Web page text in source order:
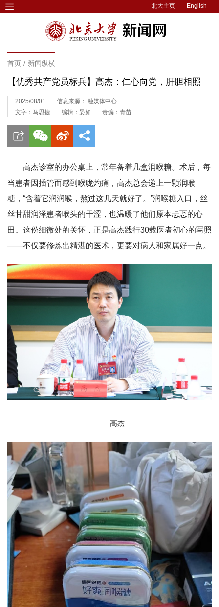
北大主页 English
首页 / 新闻纵横
【优秀共产党员标兵】高杰：仁心向党，肝胆相照
2025/08/01
信息来源： 融媒体中心
文字：马思捷
编辑：晏如 责编：青苗
高杰诊室的办公桌上，常年备着几盒润喉糖。术后，每
当患者因插管而感到喉咙灼痛，高杰总会递上一颗润喉
糖，“含着它润润喉，熬过这几天就好了。”润喉糖入口，丝
丝甘甜润泽患者喉头的干涩，也温暖了他们原本忐忑的心
田。这份细微处的关怀，正是高杰践行30载医者初心的写照
——不仅要修炼出精湛的医术，更要对病人和家属好一点。
高杰